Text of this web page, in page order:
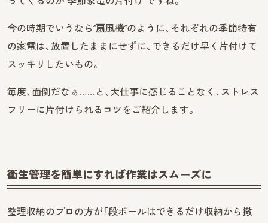
今の時期でいうなら“扇風機”のように、それぞれの季節特有
の家電は、放置したままにせずに、できるだけ早く片付けて
スッキリしたいもの。
毎度、面倒だなぁ……と、大仕事に感じることなく、ストレス
フリーに片付けられるコツをご紹介します。
衛生管理を簡単にすれば作業はスムーズに
整理収納のプロの方が「段ボールはできるだけ収納から撤